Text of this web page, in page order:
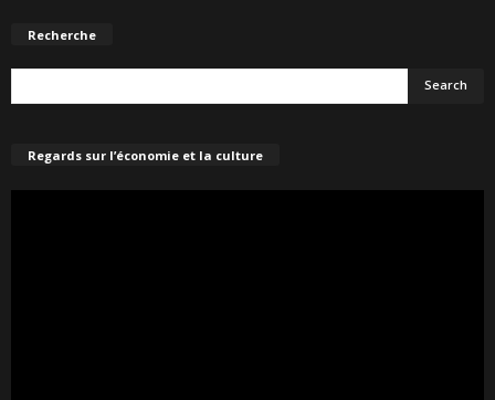
Recherche
Regards sur l’économie et la culture